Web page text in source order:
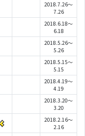
2018.7.26～
7.26
2018.6.18～
6.18
2018.5.26～
5.26
2018.5.15～
5.15
2018.4.19～
4.19
2018.3.20～
3.20
2018.2.16～
2.16